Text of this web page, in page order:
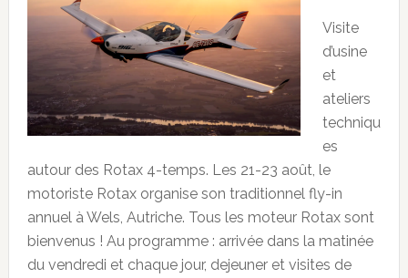
Visite
d’usine
et
ateliers
techniqu
es
autour des Rotax 4-temps. Les 21-23 août, le
motoriste Rotax organise son traditionnel fly-in
annuel à Wels, Autriche. Tous les moteur Rotax sont
bienvenus ! Au programme : arrivée dans la matinée
du vendredi et chaque jour, dejeuner et visites de